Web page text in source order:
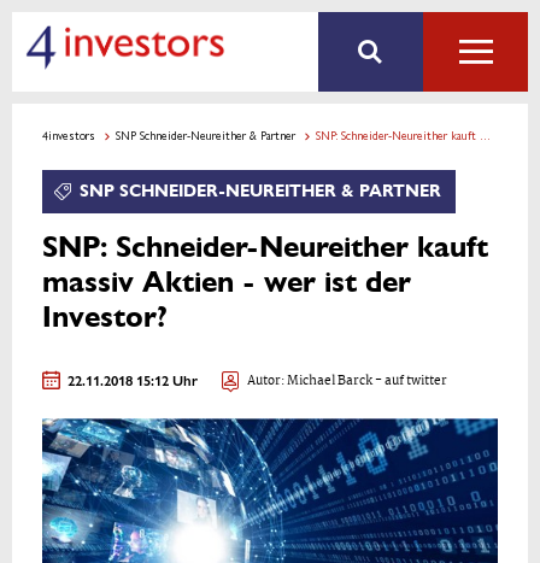
4investors SNP Schneider-Neureither & Partner SNP: Schneider-Neureither kauft massiv Aktien - wer ist der Investor?
SNP SCHNEIDER-NEUREITHER & PARTNER
SNP: Schneider-Neureither kauft
massiv Aktien - wer ist der
Investor?
22.11.2018 15:12 Uhr Autor:Michael Barck- auf twitter